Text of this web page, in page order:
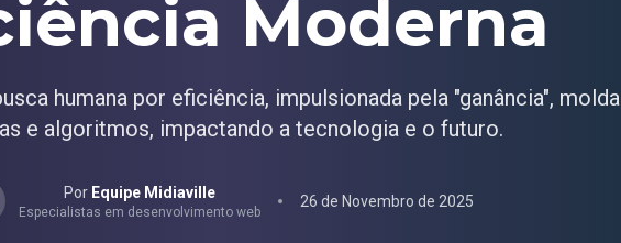
Moderna
humana por eficiência, impulsionada pela "ganância", molda
e algoritmos, impactando a tecnologia e o futuro.
Por Equipe Midiaville
Especialistas em desenvolvimento web
26 de Novembro de 2025